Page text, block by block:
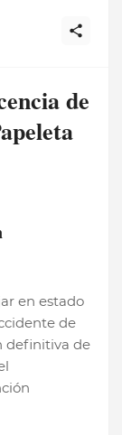
de
en estado
de
definitiva de